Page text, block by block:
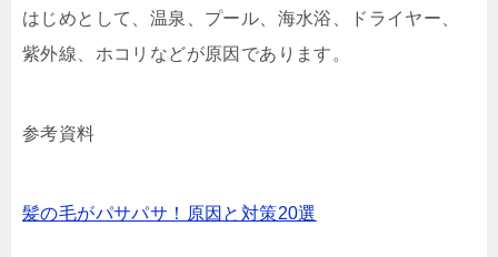
はじめとして、温泉、プール、海水浴、ドライヤー、
紫外線、ホコリなどが原因であります。
参考資料
髪の毛がパサパサ！原因と対策20選